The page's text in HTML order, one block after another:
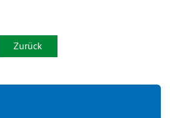
Zurück